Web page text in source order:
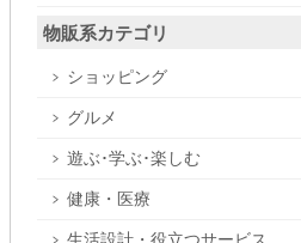
物販系カテゴリ
ショッピング
グルメ
遊ぶ･学ぶ･楽しむ
健康・医療